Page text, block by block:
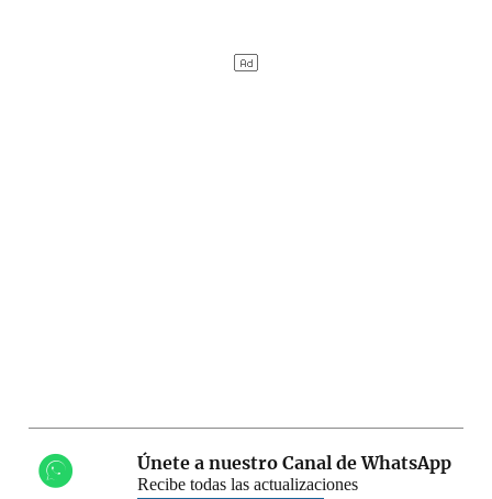
Únete a nuestro Canal de WhatsApp
Recibe todas las actualizaciones